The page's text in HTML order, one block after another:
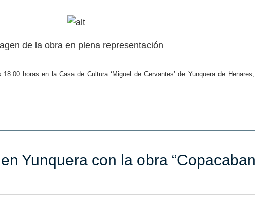
de la obra en plena representación
horas en la Casa de Cultura ‘Miguel de Cervantes’ de Yunquera de
Yunquera con la obra